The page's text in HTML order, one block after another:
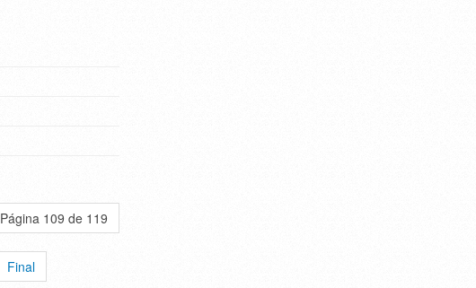
Página 109 de 119
Final